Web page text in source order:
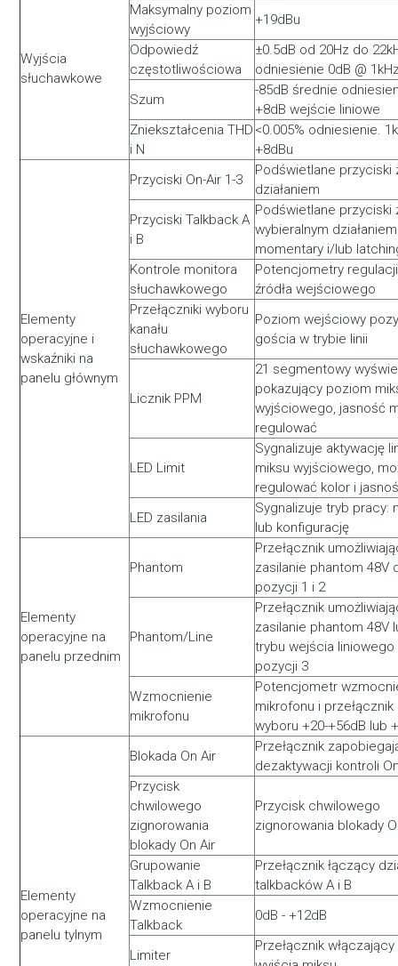
Wyjścia
słuchawkowe
Maksymalny poziom
wyjściowy
+19dBu
Odpowiedź
częstotliwościowa
±0.5dB od 20Hz do
odniesienie 0dB @
Szum
-85dB średnie
+8dB wejście liniowe
Zniekształcenia THD
i N
<0.005% odniesienie.
+8dBu
Elementy
operacyjne i
wskaźniki na
panelu głównym
Przyciski On-Air 1-3
Podświetlane przyciski
działaniem
Przyciski Talkback A
i B
Podświetlane przyciski
wybieralnym działaniem
momentary i/lub
Kontrole monitora
słuchawkowego
Potencjometry
źródła wejściowego
Przełączniki wyboru
kanału
słuchawkowego
Poziom wejściowy
gościa w trybie linii
Licznik PPM
21 segmentowy
pokazujący poziom
wyjściowego, jasność
regulować
LED Limit
Sygnalizuje aktywację
miksu wyjściowego,
regulować kolor i
LED zasilania
Sygnalizuje tryb pracy:
lub konfigurację
Elementy
operacyjne na
panelu przednim
Phantom
Przełącznik
zasilanie phantom 48V
pozycji 1 i 2
Phantom/Line
Przełącznik
zasilanie phantom 48V
trybu wejścia liniowego
pozycji 3
Wzmocnienie
mikrofonu
Potencjometr
mikrofonu i
wyboru +20-+56dB lub
Elementy
operacyjne na
panelu tylnym
Blokada On Air
Przełącznik
dezaktywacji kontroli
Przycisk
chwilowego
zignorowania
blokady On Air
Przycisk chwilowego
zignorowania blokady
Grupowanie
Talkback A i B
Przełącznik łączący
talkbacków A i B
Wzmocnienie
Talkback
0dB - +12dB
Limiter
Przełącznik